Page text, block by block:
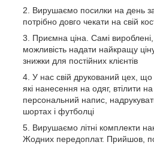
Вирушаємо посилки на день
потрібно довго чекати на свій
Приємна ціна. Самі
можливість надати найкращу
знижки для постійних клієнтів
У нас свій друкований цех,
які нанесення на одяг, втілити
персональний напис,
шортах і футболці
Вирушаємо літні комплекти
Жодних передоплат. Прийшов,